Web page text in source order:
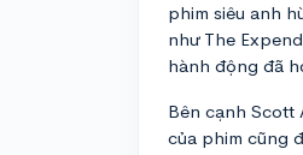
phim siêu anh
như The
hành động đã
Bên cạnh Scott
của phim cũng